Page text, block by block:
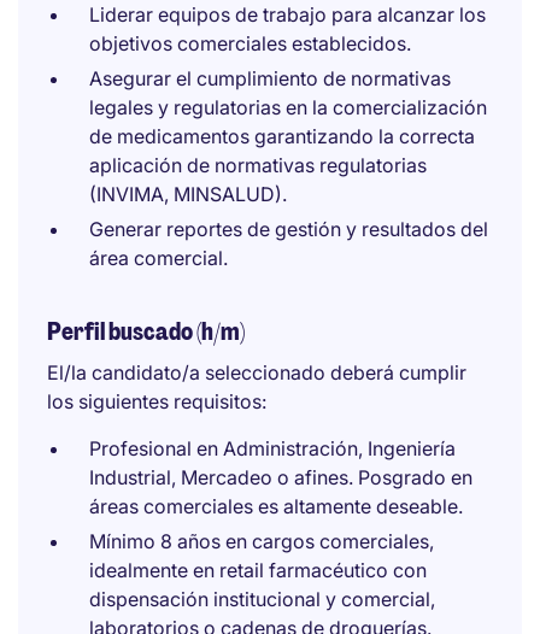
Liderar equipos de trabajo para alcanzar los
objetivos comerciales establecidos.
Asegurar el cumplimiento de normativas
legales y regulatorias en la comercialización
de medicamentos garantizando la correcta
aplicación de normativas regulatorias
(INVIMA, MINSALUD).
Generar reportes de gestión y resultados del
área comercial.
Perfil buscado (h/m)
El/la candidato/a seleccionado deberá cumplir
los siguientes requisitos:
Profesional en Administración, Ingeniería
Industrial, Mercadeo o afines. Posgrado en
áreas comerciales es altamente deseable.
Mínimo 8 años en cargos comerciales,
idealmente en retail farmacéutico con
dispensación institucional y comercial,
laboratorios o cadenas de droguerías.